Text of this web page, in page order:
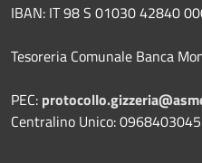
IBAN: IT 98 S 01030 42840
Tesoreria Comunale Banca
PEC:
Centralino Unico: